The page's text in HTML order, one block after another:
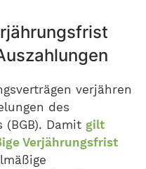
verjähren
des
(BGB). Damit gilt
Verjährungsfrist